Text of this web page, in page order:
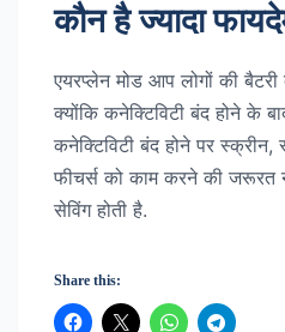
कौन है ज्यादा
एयरप्लेन मोड आप लोगों की बैटरी
क्योंकि कनेक्टिविटी बंद होने के
कनेक्टिविटी बंद होने पर
फीचर्स को काम करने की जरूरत
सेविंग होती है.
Share this: